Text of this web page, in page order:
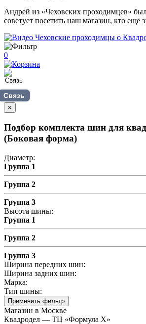
Андрей из «Чеховских проходимцев»
советует посетить наш магазин, кто еще
0
Связь
×
Подбор комплекта шин для
(Боковая форма)
Диаметр:
Группа 1
Группа 2
Группа 3
Высота шины:
Группа 1
Группа 2
Группа 3
Ширина передних шин:
Ширина задних шин:
Марка:
Тип шины:
Применить фильтр
Магазин в Москве
Квадродел — ТЦ «Формула Х»